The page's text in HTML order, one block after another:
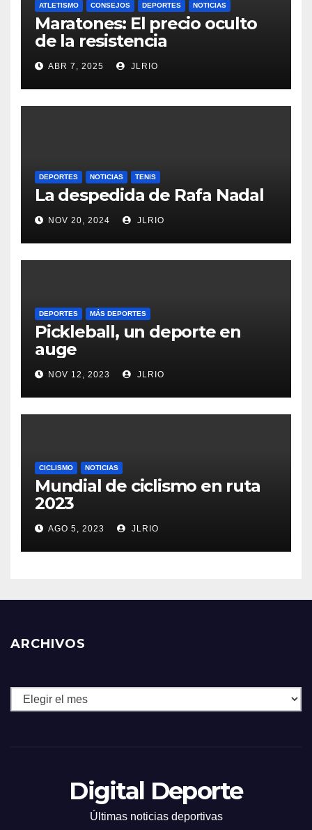
ATLETISMO CONSEJOS DEPORTES NOTICIAS
Maratones: El precio oculto
de la resistencia
ABR 7, 2025 JLRIO
DEPORTES NOTICIAS TENIS
La despedida de Rafa Nadal
NOV 20, 2024 JLRIO
DEPORTES MÁS DEPORTES
Pickleball, un deporte en
auge
NOV 12, 2023 JLRIO
CICLISMO NOTICIAS
Mundial de ciclismo en ruta
2023
AGO 5, 2023 JLRIO
ARCHIVOS
Archivos
Digital Deporte
Últimas noticias deportivas